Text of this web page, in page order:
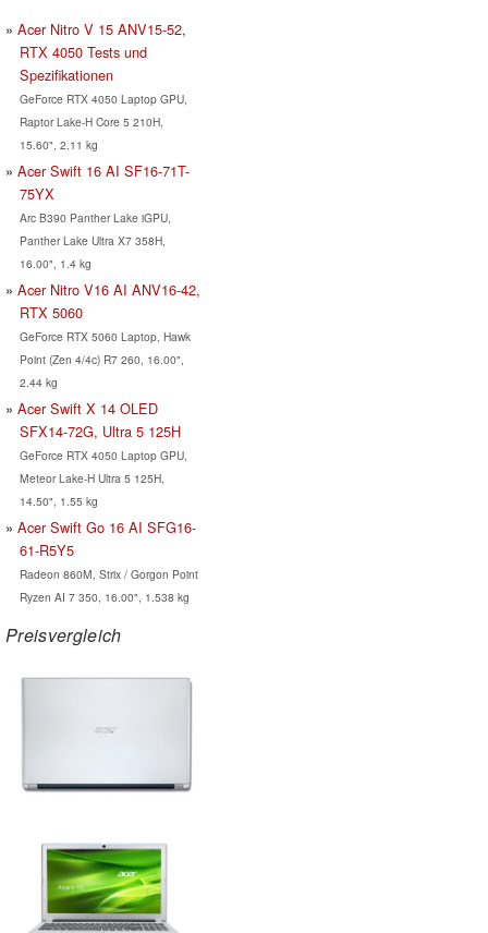
Acer Nitro V 15 ANV15-52,
RTX 4050 Tests und
Spezifikationen
GeForce RTX 4050 Laptop GPU,
Raptor Lake-H Core 5 210H,
15.60", 2.11 kg
Acer Swift 16 AI SF16-71T-
75YX
Arc B390 Panther Lake iGPU,
Panther Lake Ultra X7 358H,
16.00", 1.4 kg
Acer Nitro V16 AI ANV16-42,
RTX 5060
GeForce RTX 5060 Laptop, Hawk
Point (Zen 4/4c) R7 260, 16.00",
2.44 kg
Acer Swift X 14 OLED
SFX14-72G, Ultra 5 125H
GeForce RTX 4050 Laptop GPU,
Meteor Lake-H Ultra 5 125H,
14.50", 1.55 kg
Acer Swift Go 16 AI SFG16-
61-R5Y5
Radeon 860M, Strix / Gorgon Point
Ryzen AI 7 350, 16.00", 1.538 kg
Preisvergleich